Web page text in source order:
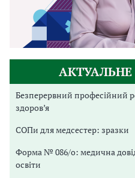
АКТУАЛЬНЕ
Безперервний професійний
здоров’я
СОПи для медсестер: зразки
Форма № 086/о: медична
освіти